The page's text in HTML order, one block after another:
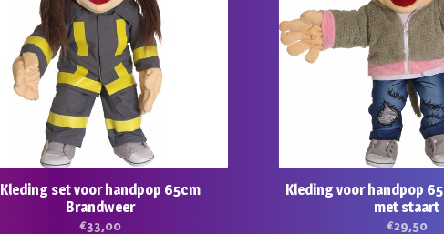
Kleding set voor handpop 65cm
Brandweer
€33,00
Kleding voor handpop
met staart
€29,50